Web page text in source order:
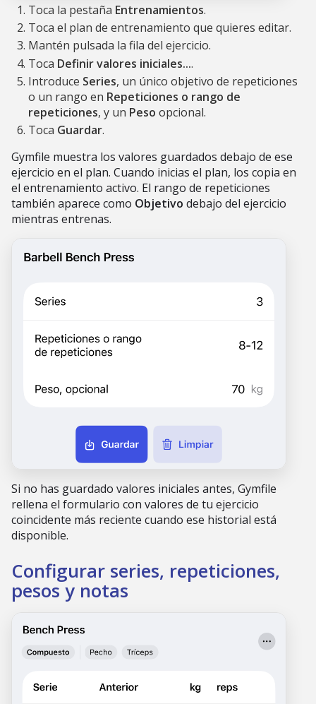
Toca la pestaña Entrenamientos.
Toca el plan de entrenamiento que quieres editar.
Mantén pulsada la fila del ejercicio.
Toca Definir valores iniciales....
Introduce Series, un único objetivo de repeticiones
o un rango en Repeticiones o rango de
repeticiones, y un Peso opcional.
Toca Guardar.
Gymfile muestra los valores guardados debajo de ese
ejercicio en el plan. Cuando inicias el plan, los copia en
el entrenamiento activo. El rango de repeticiones
también aparece como Objetivo debajo del ejercicio
mientras entrenas.
Si no has guardado valores iniciales antes, Gymfile
rellena el formulario con valores de tu ejercicio
coincidente más reciente cuando ese historial está
disponible.
Configurar series, repeticiones,
pesos y notas